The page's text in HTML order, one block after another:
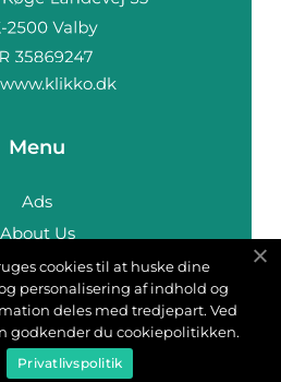
www.klikko.dk
Menu
Ads
About Us
Cookies
Contact
Sitemap
cookies til at huske dine
personalisering af indhold og
deles med tredjepart. Ved
godkender du cookiepolitikken.
Privatlivspolitik